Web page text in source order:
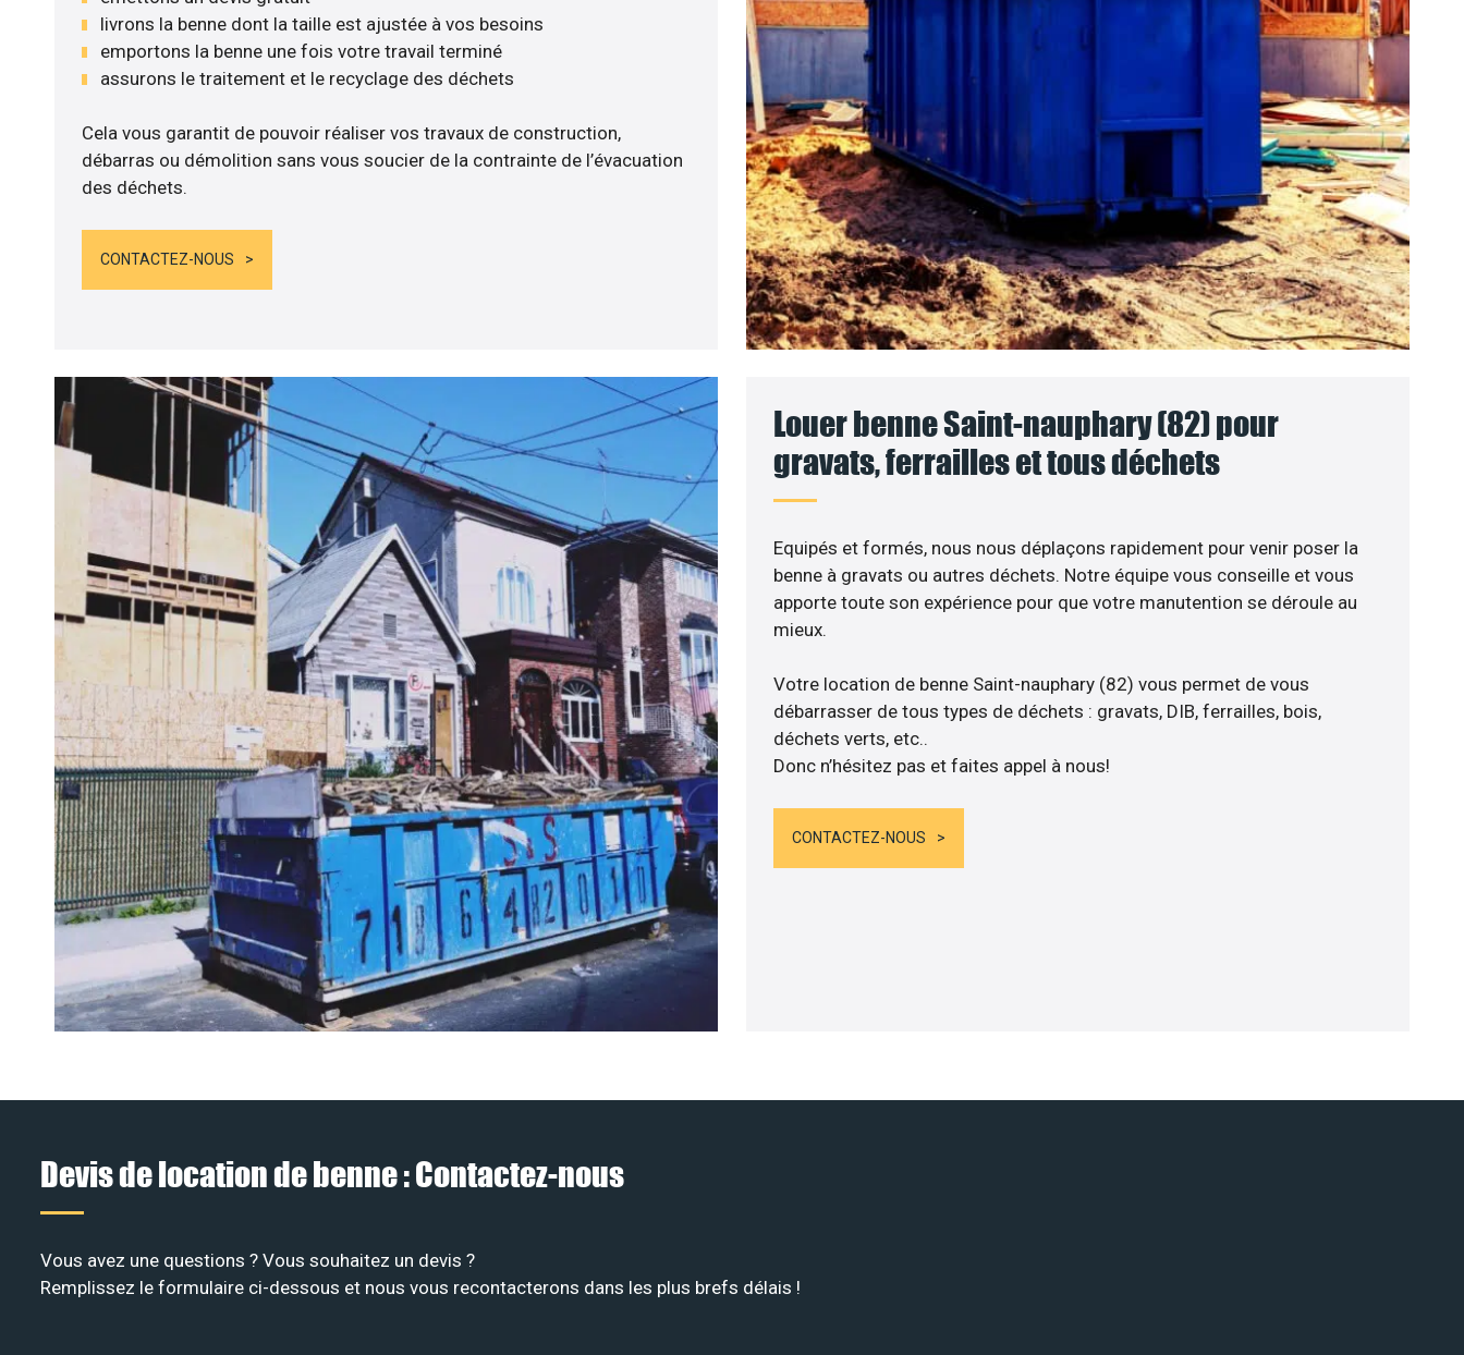
livrons la benne dont la taille est ajustée à vos besoins
emportons la benne une fois votre travail terminé
assurons le traitement et le recyclage des déchets
Cela vous garantit de pouvoir réaliser vos travaux de construction,
débarras ou démolition sans vous soucier de la contrainte de l’évacuation
des déchets.
CONTACTEZ-NOUS
Louer benne Saint-nauphary (82) pour
gravats, ferrailles et tous déchets
Equipés et formés, nous nous déplaçons rapidement pour venir poser la
benne à gravats ou autres déchets. Notre équipe vous conseille et vous
apporte toute son expérience pour que votre manutention se déroule au
mieux.
Votre location de benne Saint-nauphary (82) vous permet de vous
débarrasser de tous types de déchets : gravats, DIB, ferrailles, bois,
déchets verts, etc..
Donc n’hésitez pas et faites appel à nous!
CONTACTEZ-NOUS
Devis de location de benne : Contactez-nous
Vous avez une questions ? Vous souhaitez un devis ?
Remplissez le formulaire ci-dessous et nous vous recontacterons dans les plus brefs délais !